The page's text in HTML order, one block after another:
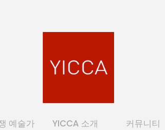
예술가 YICCA 소개 커뮤니티